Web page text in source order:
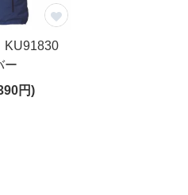
KU91830
ー
円)